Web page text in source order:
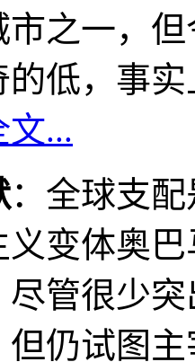
市之一，
的低，事
文...
：全球支
义变体奥
尽管很少
但仍试图